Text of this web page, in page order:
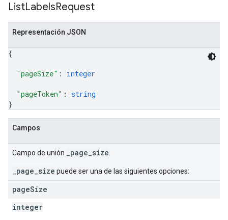
ListLabelsRequest
Representación JSON
{
"pageSize" : integer
"pageToken" : string
}
Campos
Campo de unión _page_size
_page_size puede ser una de las siguientes opciones:
pageSize
integer